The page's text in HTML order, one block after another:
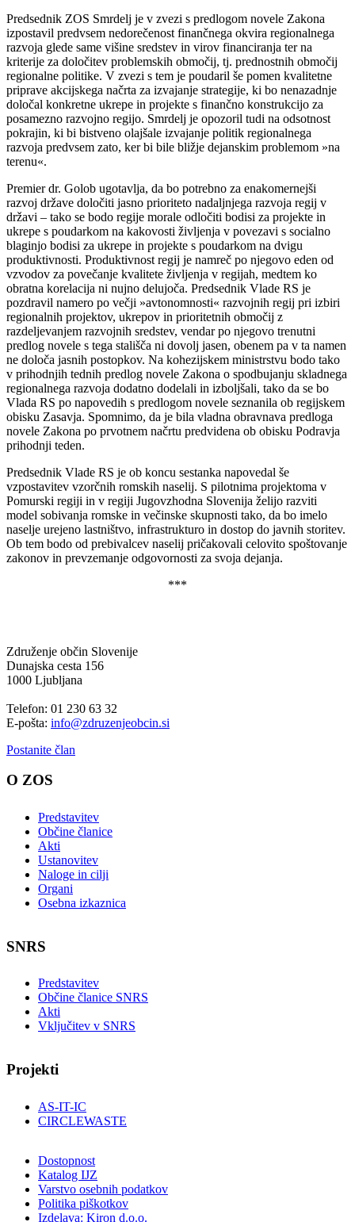
Predsednik ZOS Smrdelj je v zvezi s predlogom novele Zakona
izpostavil predvsem nedorečenost finančnega okvira regionalnega
razvoja glede same višine sredstev in virov financiranja ter na
kriterije za določitev problemskih območij, tj. prednostnih območij
regionalne politike. V zvezi s tem je poudaril še pomen kvalitetne
priprave akcijskega načrta za izvajanje strategije, ki bo nenazadnje
določal konkretne ukrepe in projekte s finančno konstrukcijo za
posamezno razvojno regijo. Smrdelj je opozoril tudi na odsotnost
pokrajin, ki bi bistveno olajšale izvajanje politik regionalnega
razvoja predvsem zato, ker bi bile bližje dejanskim problemom »na
terenu«.
Premier dr. Golob ugotavlja, da bo potrebno za enakomernejši
razvoj države določiti jasno prioriteto nadaljnjega razvoja regij v
državi – tako se bodo regije morale odločiti bodisi za projekte in
ukrepe s poudarkom na kakovosti življenja v povezavi s socialno
blaginjo bodisi za ukrepe in projekte s poudarkom na dvigu
produktivnosti. Produktivnost regij je namreč po njegovo eden od
vzvodov za povečanje kvalitete življenja v regijah, medtem ko
obratna korelacija ni nujno delujoča. Predsednik Vlade RS je
pozdravil namero po večji »avtonomnosti« razvojnih regij pri izbiri
regionalnih projektov, ukrepov in prioritetnih območij z
razdeljevanjem razvojnih sredstev, vendar po njegovo trenutni
predlog novele s tega stališča ni dovolj jasen, obenem pa v ta namen
ne določa jasnih postopkov. Na kohezijskem ministrstvu bodo tako
v prihodnjih tednih predlog novele Zakona o spodbujanju skladnega
regionalnega razvoja dodatno dodelali in izboljšali, tako da se bo
Vlada RS po napovedih s predlogom novele seznanila ob regijskem
obisku Zasavja. Spomnimo, da je bila vladna obravnava predloga
novele Zakona po prvotnem načrtu predvidena ob obisku Podravja
prihodnji teden.
Predsednik Vlade RS je ob koncu sestanka napovedal še
vzpostavitev vzorčnih romskih naselij. S pilotnima projektoma v
Pomurski regiji in v regiji Jugovzhodna Slovenija želijo razviti
model sobivanja romske in večinske skupnosti tako, da bo imelo
naselje urejeno lastništvo, infrastrukturo in dostop do javnih storitev.
Ob tem bodo od prebivalcev naselij pričakovali celovito spoštovanje
zakonov in prevzemanje odgovornosti za svoja dejanja.
***
Združenje občin Slovenije
Dunajska cesta 156
1000 Ljubljana
Telefon: 01 230 63 32
E-pošta: info@zdruzenjeobcin.si
Postanite član
O ZOS
Predstavitev
Občine članice
Akti
Ustanovitev
Naloge in cilji
Organi
Osebna izkaznica
SNRS
Predstavitev
Občine članice SNRS
Akti
Vključitev v SNRS
Projekti
AS-IT-IC
CIRCLEWASTE
Dostopnost
Katalog IJZ
Varstvo osebnih podatkov
Politika piškotkov
Izdelava: Kiron d.o.o.